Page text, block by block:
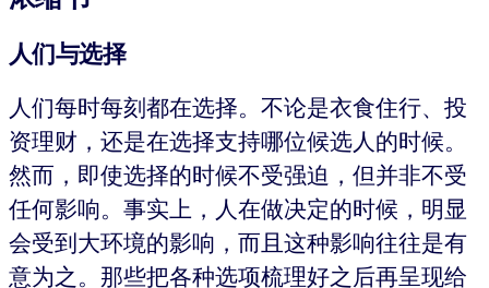
人们与选择
人们每时每刻都在选择。不论是衣食住行、投
资理财，还是在选择支持哪位候选人的时候。
然而，即使选择的时候不受强迫，但并非不受
任何影响。事实上，人在做决定的时候，明显
会受到大环境的影响，而且这种影响往往是有
意为之。那些把各种选项梳理好之后再呈现给